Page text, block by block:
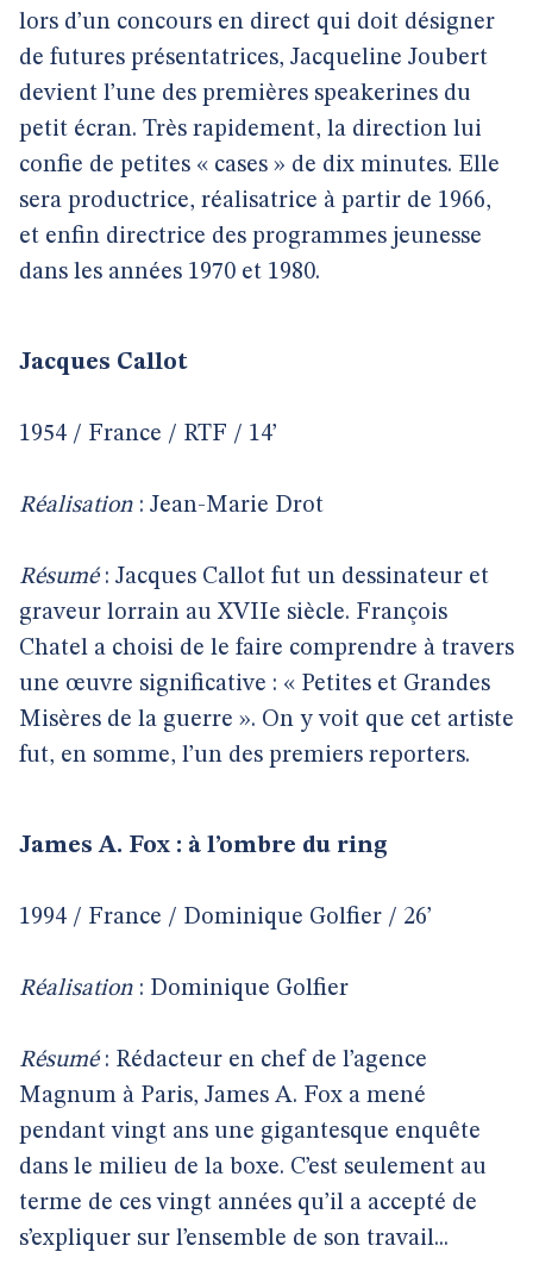
lors d’un concours en direct qui doit désigner
de futures présentatrices, Jacqueline Joubert
devient l’une des premières speakerines du
petit écran. Très rapidement, la direction lui
confie de petites « cases » de dix minutes. Elle
sera productrice, réalisatrice à partir de 1966,
et enfin directrice des programmes jeunesse
dans les années 1970 et 1980.
Jacques Callot
1954 / France / RTF / 14’
Réalisation : Jean-Marie Drot
Résumé: Jacques Callot fut un dessinateur et
graveur lorrain au XVIIe siècle. François
Chatel a choisi de le faire comprendre à travers
une œuvre significative : « Petites et Grandes
Misères de la guerre ». On y voit que cet artiste
fut, en somme, l’un des premiers reporters.
James A. Fox : à l’ombre du ring
1994 / France / Dominique Golfier / 26’
Réalisation : Dominique Golfier
Résumé: Rédacteur en chef de l’agence
Magnum à Paris, James A. Fox a mené
pendant vingt ans une gigantesque enquête
dans le milieu de la boxe. C’est seulement au
terme de ces vingt années qu’il a accepté de
s’expliquer sur l’ensemble de son travail...